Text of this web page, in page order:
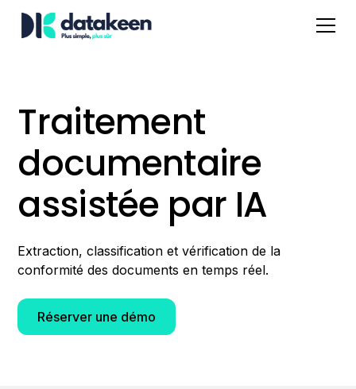
Traitement
documentaire
assistée par IA
Extraction, classification et vérification de la
conformité des documents en temps réel.
Réserver une démo